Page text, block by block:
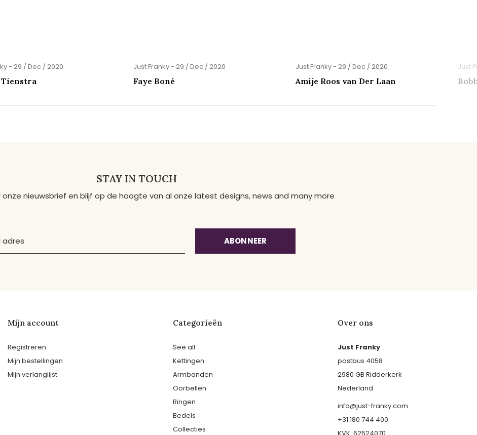
- 29 / Dec / 2020
Tienstra
Just Franky - 29 / Dec / 2020
Faye Boné
Just Franky - 29 / Dec / 2020
Amije Roos van Der Laan
Just
STAY IN TOUCH
onze nieuwsbrief en blijf op de hoogte van al onze latest designs, news and many more
ABONNEER
Mijn account
Registreren
Mijn bestellingen
Mijn verlanglijst
Categorieën
See all
Kettingen
Armbanden
Oorbellen
Ringen
Bedels
Collecties
Over ons
Just Franky
postbus 4058
2980 GB Ridderkerk
Nederland
info@just-franky.com
+31 180 744 400